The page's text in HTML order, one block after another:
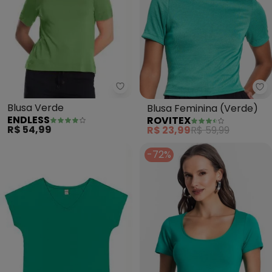
Endless - Blusa Verde
Blusa Verde
ENDLESS
R$ 54,99
Blusa Feminina (Verde)
ROVITEX
R$ 23,99R$ 59,99
-72%